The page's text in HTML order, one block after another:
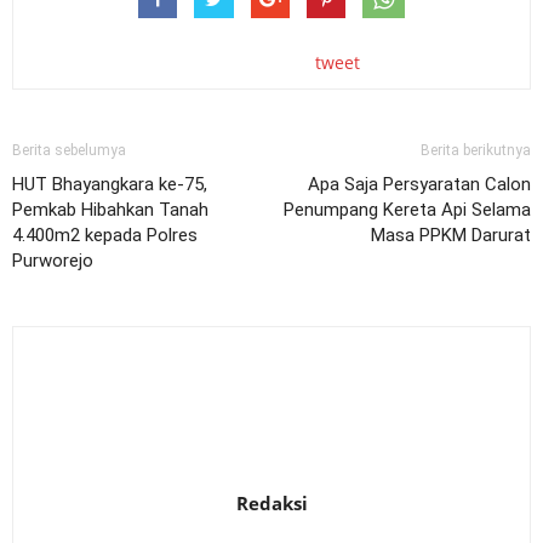
tweet
Berita sebelumya
HUT Bhayangkara ke-75,
Pemkab Hibahkan Tanah
4.400m2 kepada Polres
Purworejo
Berita berikutnya
Apa Saja Persyaratan Calon
Penumpang Kereta Api Selama
Masa PPKM Darurat
Redaksi